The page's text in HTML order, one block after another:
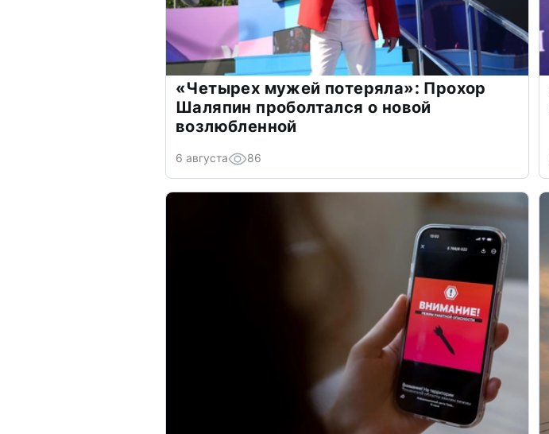
«Четырех мужей потеряла»: Прохор
Шаляпин проболтался о новой
возлюбленной
6 августа 86